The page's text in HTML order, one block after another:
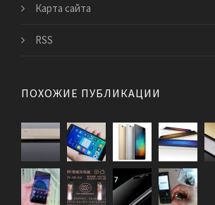
Карта сайта
RSS
ПОХОЖИЕ ПУБЛИКАЦИИ